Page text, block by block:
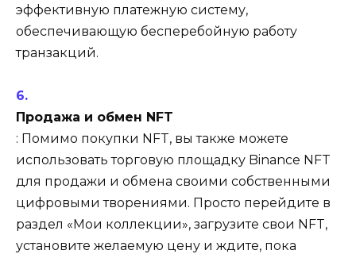
эффективную платежную систему,
обеспечивающую бесперебойную работу
транзакций.
Продажа и обмен NFT
: Помимо покупки NFT, вы также можете
использовать торговую площадку Binance NFT
для продажи и обмена своими собственными
цифровыми творениями. Просто перейдите в
раздел «Мои коллекции», загрузите свои NFT,
установите желаемую цену и ждите, пока